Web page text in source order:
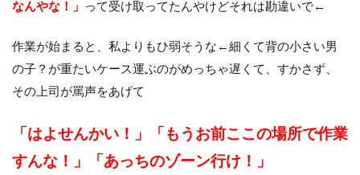
なんやな！」 って受け取ってたんやけどそれは勘違いで←
作業が始まると、私よりもひ弱そうな←細くて背の小さい男
の子？が重たいケース運ぶのがめっちゃ遅くて、すかさず、
その上司が罵声をあげて
「はよせんかい！」「もうお前ここの場所で作業
すんな！」「あっちのゾーン行け！」